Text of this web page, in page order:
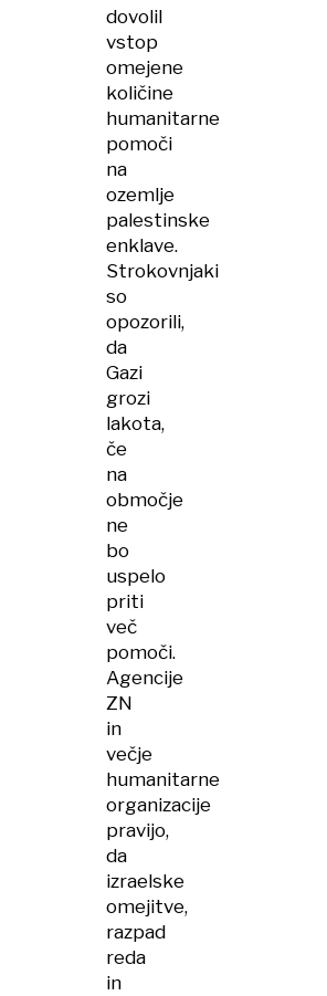
dovolil
vstop
omejene
količine
humanitarne
pomoči
na
ozemlje
palestinske
enklave.
Strokovnjaki
so
opozorili,
da
Gazi
grozi
lakota,
če
na
območje
ne
bo
uspelo
priti
več
pomoči.
Agencije
ZN
in
večje
humanitarne
organizacije
pravijo,
da
izraelske
omejitve,
razpad
reda
in